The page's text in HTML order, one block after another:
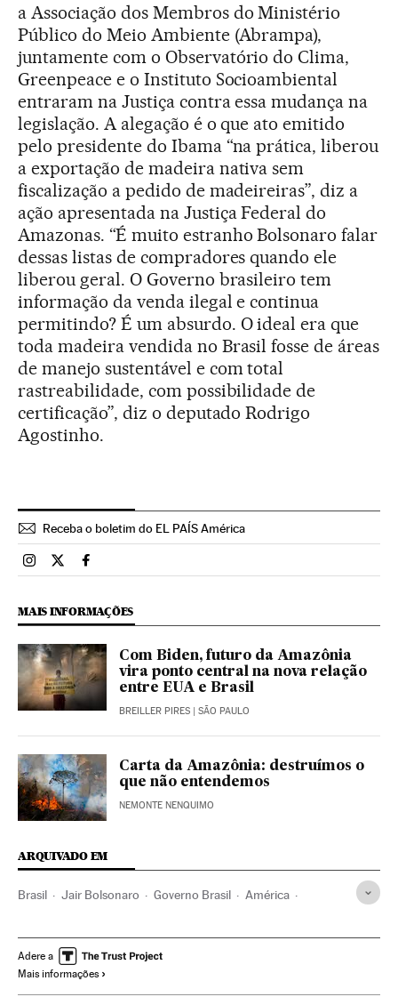
a Associação dos Membros do Ministério
Público do Meio Ambiente (Abrampa),
juntamente com o Observatório do Clima,
Greenpeace e o Instituto Socioambiental
entraram na Justiça contra essa mudança na
legislação. A alegação é o que ato emitido
pelo presidente do Ibama “na prática, liberou
a exportação de madeira nativa sem
fiscalização a pedido de madeireiras”, diz a
ação apresentada na Justiça Federal do
Amazonas. “É muito estranho Bolsonaro falar
dessas listas de compradores quando ele
liberou geral. O Governo brasileiro tem
informação da venda ilegal e continua
permitindo? É um absurdo. O ideal era que
toda madeira vendida no Brasil fosse de áreas
de manejo sustentável e com total
rastreabilidade, com possibilidade de
certificação”, diz o deputado Rodrigo
Agostinho.
Receba o boletim do EL PAÍS América
Brasil El País Brasil en Instagram
Brasil El País Brasil en Twitter
Brasil El País Brasil en Facebook
MAIS INFORMAÇÕES
Com Biden, futuro da Amazônia
vira ponto central na nova relação
entre EUA e Brasil
BREILLER PIRES | SÃO PAULO
Carta da Amazônia: destruímos o
que não entendemos
NEMONTE NENQUIMO
ARQUIVADO EM
Brasil Jair Bolsonaro Governo Brasil América
Meio ambiente Madeira
Adere a
Mais informações